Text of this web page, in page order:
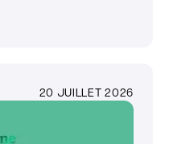
20 JUILLET 2026